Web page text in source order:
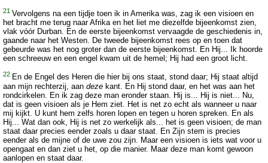
21 Vervolgens na een tijdje toen ik in Amerika was, zag ik een visioen en
het bracht me terug naar Afrika en het liet me diezelfde bijeenkomst zien,
vlak vóór Durban. En de eerste bijeenkomst vervaagde de geschiedenis in,
gaande naar het Westen. De tweede bijeenkomst rees op en toen dat
gebeurde was het nog groter dan de eerste bijeenkomst. En Hij... Ik hoorde
een schreeuw en een engel kwam uit de hemel; Hij had een groot licht.
22 En de Engel des Heren die hier bij ons staat, stond daar; Hij staat altijd
aan mijn rechterzij, aan deze kant. En Hij stond daar, en het was aan het
rondcirkelen. En ik zag deze man eronder staan. Hij is... Hij is niet... Nu,
dat is geen visioen als je Hem ziet. Het is net zo echt als wanneer u naar
mij kijkt. U kunt hem zelfs horen lopen en tegen u horen spreken. En als
Hij... Wat dan ook, Hij is net zo werkelijk als... het is geen visioen; de man
staat daar precies eender zoals u daar staat. En Zijn stem is precies
eender als de mijne of de uwe zou zijn. Maar een visioen is iets wat voor u
opengaat en dan ziet u het, op die manier. Maar deze man komt gewoon
aanlopen en staat daar.